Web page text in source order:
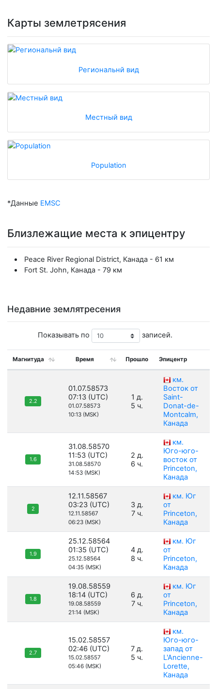
Карты землетрясения
Региональнй вид
Местный вид
Population
*Данные EMSC
Близлежащие места к эпицентру
Peace River Regional District, Канада - 61 км
Fort St. John, Канада - 79 км
Недавние землятресения
Показывать по записей.
Магнитуда Время Прошло Эпицентр
2.2
01.07.58573
07:13 (UTC)
01.07.58573
10:13 (MSK)
1 д.
5 ч.
км.
Восток от
Saint-
Donat-de-
Montcalm,
Канада
1.6
31.08.58570
11:53 (UTC)
31.08.58570
14:53 (MSK)
2 д.
6 ч.
км.
Юго-юго-
восток от
Princeton,
Канада
2
12.11.58567
03:23 (UTC)
12.11.58567
06:23 (MSK)
3 д.
7 ч.
км. Юг
от
Princeton,
Канада
1.9
25.12.58564
01:35 (UTC)
25.12.58564
04:35 (MSK)
4 д.
8 ч.
км. Юг
от
Princeton,
Канада
1.8
19.08.58559
18:14 (UTC)
19.08.58559
21:14 (MSK)
6 д.
7 ч.
км. Юг
от
Princeton,
Канада
2.7
15.02.58557
02:46 (UTC)
15.02.58557
05:46 (MSK)
7 д.
5 ч.
км.
Юго-юго-
запад от
L'Ancienne-
Lorette,
Канада